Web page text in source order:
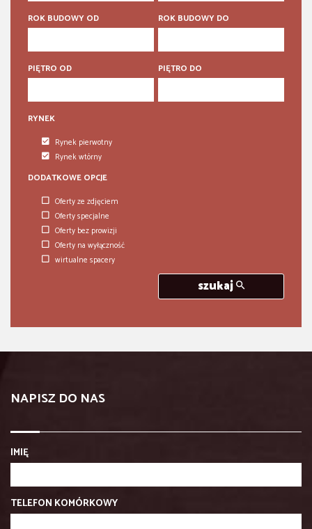
6 pokoi
6 pokoi
ROK BUDOWY OD ROK BUDOWY DO
PIĘTRO OD PIĘTRO DO
RYNEK
Rynek pierwotny
Rynek wtórny
DODATKOWE OPCJE
Oferty ze zdjęciem
Oferty specjalne
Oferty bez prowizji
Oferty na wyłączność
wirtualne spacery
szukaj
NAPISZ DO NAS
IMIĘ
TELEFON KOMÓRKOWY